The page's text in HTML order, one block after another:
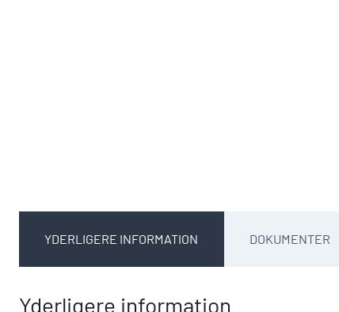
YDERLIGERE INFORMATION DOKUMENTER
Yderligere information